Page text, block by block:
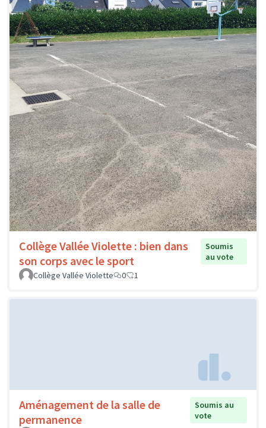
Collège Vallée Violette : bien dans
son corps avec le sport
Soumis
au vote
Collège Vallée Violette
0 1
Aménagement de la salle de
permanence
Soumis au
vote